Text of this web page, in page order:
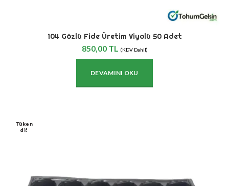
104 Gözlü Fide Üretim Viyolü 50 Adet
850,00TL (KDV Dahil)
DEVAMINI OKU
Tüken
Di!